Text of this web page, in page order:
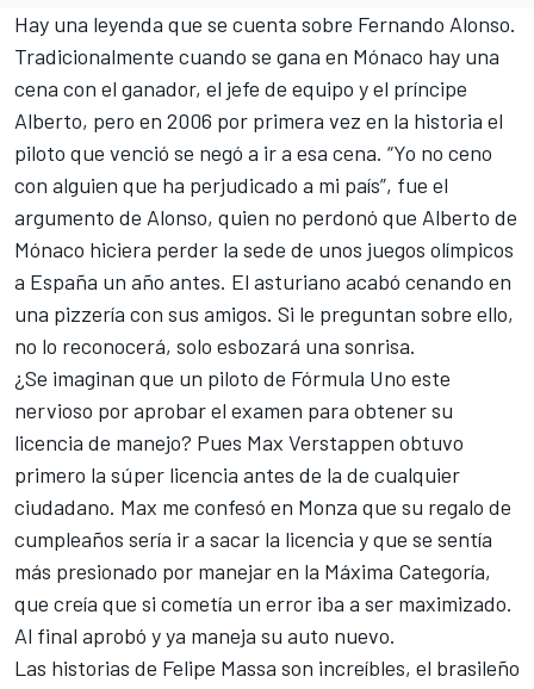
Hay una leyenda que se cuenta sobre Fernando Alonso.
Tradicionalmente cuando se gana en Mónaco hay una
cena con el ganador, el jefe de equipo y el príncipe
Alberto, pero en 2006 por primera vez en la historia el
piloto que venció se negó a ir a esa cena. “Yo no ceno
con alguien que ha perjudicado a mi país”, fue el
argumento de Alonso, quien no perdonó que Alberto de
Mónaco hiciera perder la sede de unos juegos olímpicos
a España un año antes. El asturiano acabó cenando en
una pizzería con sus amigos. Si le preguntan sobre ello,
no lo reconocerá, solo esbozará una sonrisa.
¿Se imaginan que un piloto de Fórmula Uno este
nervioso por aprobar el examen para obtener su
licencia de manejo? Pues Max Verstappen obtuvo
primero la súper licencia antes de la de cualquier
ciudadano. Max me confesó en Monza que su regalo de
cumpleaños sería ir a sacar la licencia y que se sentía
más presionado por manejar en la Máxima Categoría,
que creía que si cometía un error iba a ser maximizado.
Al final aprobó y ya maneja su auto nuevo.
Las historias de Felipe Massa son increíbles, el brasileño